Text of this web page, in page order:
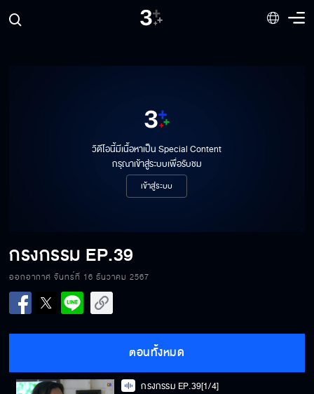
วิดีโอนี้มีเนื้อหาเป็น Special Content
กรุณาเข้าสู่ระบบเพื่อรับชม
เข้าสู่ระบบ
กรงกรรม EP.39
ออกอากาศ จันทร์ที่ 16 ธันวาคม 2567
ตอนทั้งหมด
กรงกรรม EP.39[1/4]